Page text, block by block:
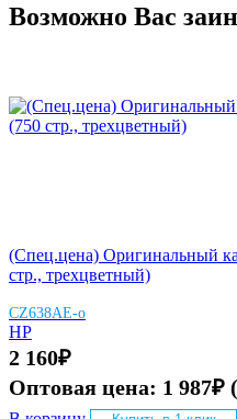
Возможно Вас
(Спец.цена) Оригинальный
стр., трехцветный)
CZ638AE-о
HP
2 160₽
Оптовая цена: 1 987₽ (